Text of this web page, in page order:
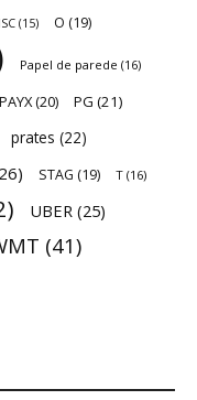
(15) O (19)
Papel de parede (16)
PAYX(20) PG (21)
prates (22)
STAG (19) T (16)
UBER (25)
(41)